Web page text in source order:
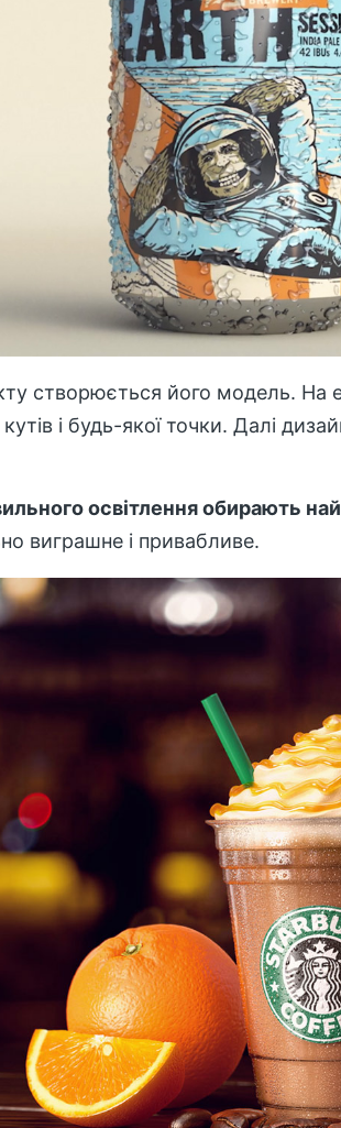
створюється його модель. На
кутів і будь-якої точки. Далі
освітлення обирають
виграшне і привабливе.